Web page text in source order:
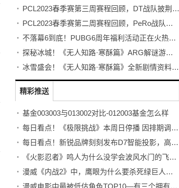
PCL2023春季赛第三周赛程回顾，DT战队披荆斩棘登顶周冠
PCL2023春季赛第二周赛程回顾，PeRo战队绝地反击夺桂冠
不落幕6到底！PUBG6周年福利活动正在火热开启！
探秘冰城！《无人知路·寒酥篇》ARG解谜游戏！打破次元的更多可能！
冰雪盛会！《无人知路·寒酥篇》全新剧情资料片发布！ARG解谜游戏
精彩推送
基金003003与013002对比-012003基金怎么样
每日看点！《极限挑战》本周日停播 因排期调整顺延至下周日播出！
每日看点！新锐品牌刻刻发布D7智能投影，高亮度＋高颜值＋高度智能，实力相当硬核！
《火影忍者》鸣人为什么没学会波风水门的飞雷神？-世界关注
漫威《内战2》中，鹰眼为什么要杀死绿巨人呢？
漫威电影中最被低估角色TOP10—有三个拥有不死之身，你最喜欢哪个？（二）